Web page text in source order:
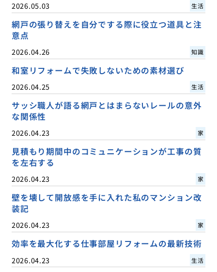
2026.05.03 生活
網戸の張り替えを自分でする際に役立つ道具と注
意点
2026.04.26 知識
和室リフォームで失敗しないための素材選び
2026.04.25 生活
サッシ職人が語る網戸とはまらないレールの意外
な関係性
2026.04.23 家
見積もり期間中のコミュニケーションが工事の質
を左右する
2026.04.23 家
壁を壊して開放感を手に入れた私のマンション改
装記
2026.04.23 家
効率を最大化する仕事部屋リフォームの最新技術
2026.04.23 生活